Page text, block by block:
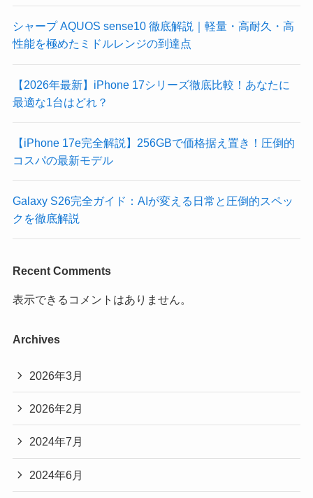
シャープ AQUOS sense10 徹底解説｜軽量・高耐久・高
性能を極めたミドルレンジの到達点
​【2026年最新】iPhone 17シリーズ徹底比較！あなたに
最適な1台はどれ？
【iPhone 17e完全解説】256GBで価格据え置き！圧倒的
コスパの最新モデル
Galaxy S26完全ガイド：AIが変える日常と圧倒的スペッ
クを徹底解説
Recent Comments
表示できるコメントはありません。
Archives
2026年3月
2026年2月
2024年7月
2024年6月